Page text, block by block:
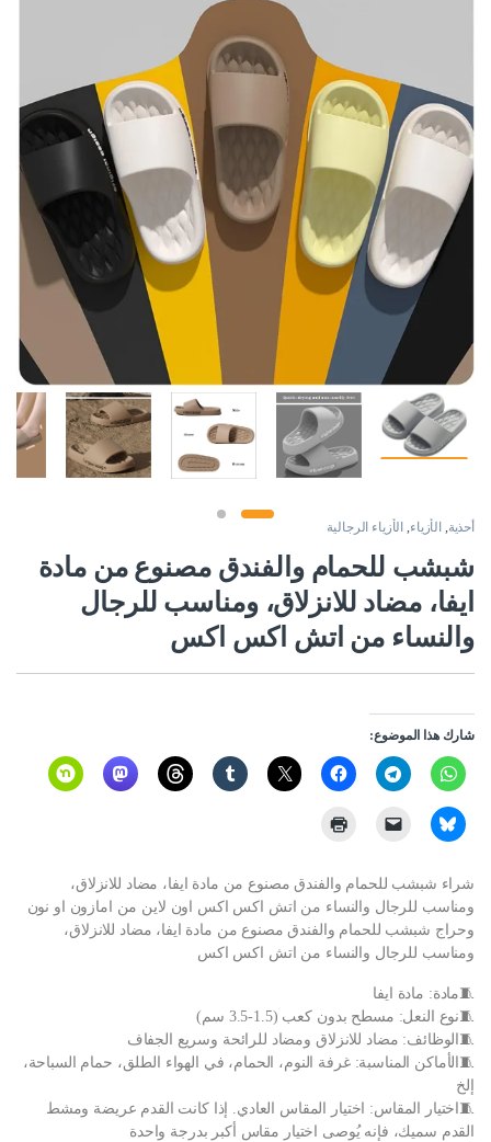
أحذية, الأزياء, الأزياء الرجالية
شبشب للحمام والفندق مصنوع من مادة
ايفا، مضاد للانزلاق، ومناسب للرجال
والنساء من اتش اكس اكس
شارك هذا الموضوع:
شراء شبشب للحمام والفندق مصنوع من مادة ايفا، مضاد للانزلاق،
ومناسب للرجال والنساء من اتش اكس اكس اون لاين من امازون او نون
وحراج شبشب للحمام والفندق مصنوع من مادة ايفا، مضاد للانزلاق،
ومناسب للرجال والنساء من اتش اكس اكس
🧵مادة: مادة ايفا
🧵نوع النعل: مسطح بدون كعب (1.5-3.5 سم)
🧵الوظائف: مضاد للانزلاق ومضاد للرائحة وسريع الجفاف
🧵الأماكن المناسبة: غرفة النوم، الحمام، في الهواء الطلق، حمام السباحة،
إلخ
🧵اختيار المقاس: اختيار المقاس العادي. إذا كانت القدم عريضة ومشط
القدم سميك، فإنه يُوصى اختيار مقاس أكبر بدرجة واحدة